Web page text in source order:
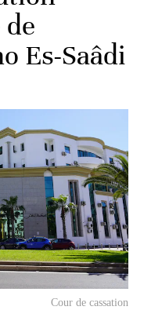
Es-Saâdi
Cour de cassation